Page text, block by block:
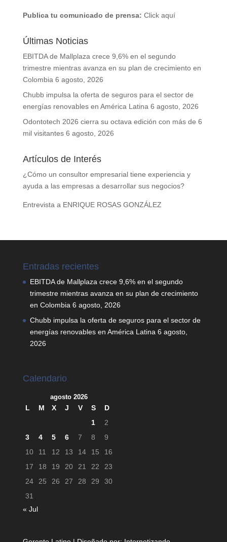
Publica tu comunicado de prensa: Click aquí
Últimas Noticias
EBITDA de Mallplaza crece 9,6% en el segundo
trimestre mientras avanza en su plan de crecimiento en
Colombia 6 agosto, 2026
Chubb impulsa la oferta de seguros para el sector de
energías renovables en América Latina 6 agosto, 2026
Odontotech 2026 cierra su octava edición con más de 6
mil visitantes 6 agosto, 2026
Artículos de Interés
¿Cómo un consultor empresarial tiene experiencia y
ayuda a las empresas a desarrollar sus negocios?
Entrevista a ENRIQUE ROSAS GONZÁLEZ
Entradas recientes
EBITDA de Mallplaza crece 9,6% en el segundo
trimestre mientras avanza en su plan de crecimiento
en Colombia 6 agosto, 2026
Chubb impulsa la oferta de seguros para el sector de
energías renovables en América Latina 6 agosto,
2026
Calendario
agosto 2026
L M X J V S
D
1
2
3
4 5 6 7 8
9
10
11 12 13 14 15
16
17
18 19 20 21 22
23
24
25 26 27 28 29
30
31
« Jul